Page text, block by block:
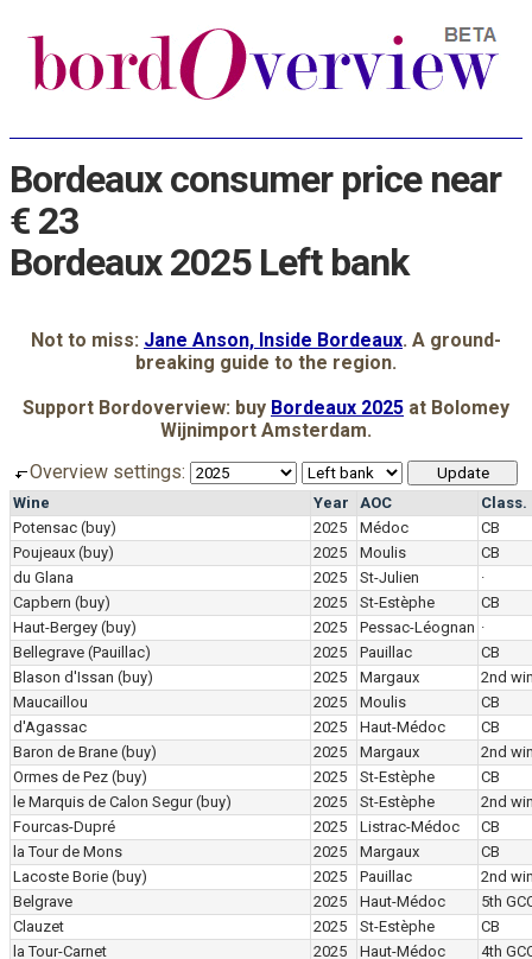
Bordeaux consumer price near
€ 23
Bordeaux 2025 Left bank
Not to miss: Jane Anson, Inside Bordeaux. A ground-
breaking guide to the region.
Support Bordoverview: buy Bordeaux 2025 at Bolomey
Wijnimport Amsterdam.
Overview settings:
Wine Year AOC
Class.
Potensac (buy) 2025 Médoc
CB
Poujeaux (buy) 2025 Moulis
CB
du Glana
2025 St-Julien
·
Capbern (buy) 2025 St-Estèphe
CB
Haut-Bergey (buy) 2025 Pessac-Léognan ·
Bellegrave (Pauillac)
2025 Pauillac
CB
Blason d'Issan (buy) 2025 Margaux
2nd
Maucaillou
2025 Moulis
CB
d'Agassac
2025 Haut-Médoc
CB
Baron de Brane (buy) 2025 Margaux
2nd
Ormes de Pez (buy) 2025 St-Estèphe
CB
le Marquis de Calon Segur (buy) 2025 St-Estèphe
2nd
Fourcas-Dupré
2025 Listrac-Médoc
CB
la Tour de Mons
2025 Margaux
CB
Lacoste Borie (buy) 2025 Pauillac
2nd
Belgrave
2025 Haut-Médoc
5th
Clauzet
2025 St-Estèphe
CB
la Tour-Carnet
2025 Haut-Médoc
4th